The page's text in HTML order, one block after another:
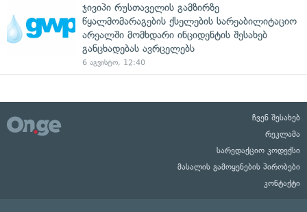
ჯივიპი რუსთაველის გამზირზე
წყალმომარაგების ქსელების სარეაბილიტაციო
არეალში მომხდარი ინციდენტის შესახებ
განცხადებას ავრცელებს
6 აგვისტო, 12:40
ჩვენ შესახებ
რეკლამა
სარედაქციო კოდექსი
მასალის გამოყენების პირობები
კონტაქტი